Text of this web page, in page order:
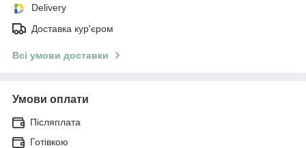
Delivery
Доставка кур'єром
Всі умови доставки
Умови оплати
Післяплата
Готівкою